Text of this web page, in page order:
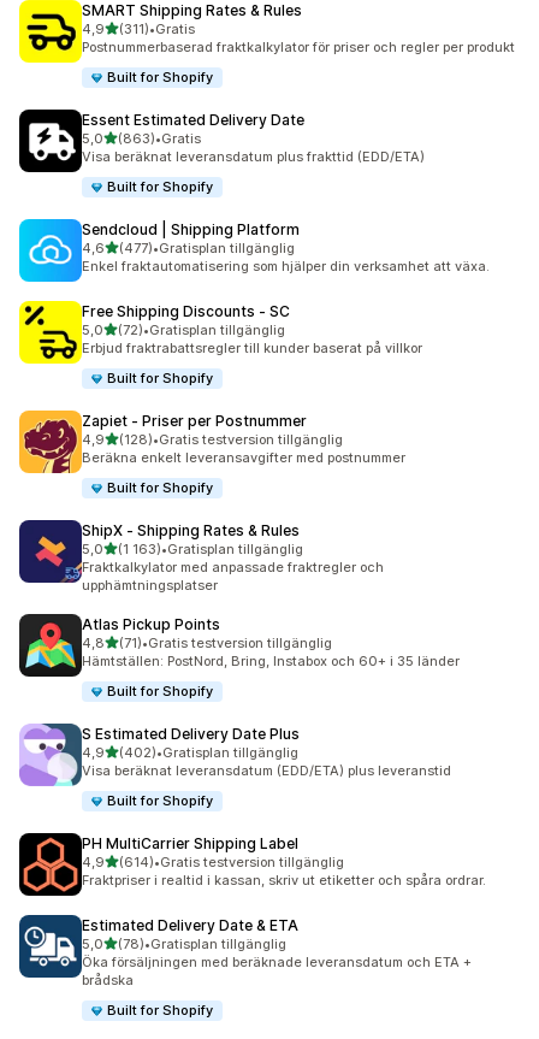
SMART Shipping Rates & Rules
4,9av 5 stjärnor
(311)
311 recensioner totalt
•Gratis
Postnummerbaserad fraktkalkylator för priser och regler per produkt
Built for Shopify
Essent Estimated Delivery Date
5,0av 5 stjärnor
(863)
863 recensioner totalt
•Gratis
Visa beräknat leveransdatum plus frakttid (EDD/ETA)
Built for Shopify
Sendcloud | Shipping Platform
4,6av 5 stjärnor
(477)
477 recensioner totalt
•Gratisplan tillgänglig
Enkel fraktautomatisering som hjälper din verksamhet att växa.
Free Shipping Discounts ‑ SC
5,0av 5 stjärnor
(72)
72 recensioner totalt
•Gratisplan tillgänglig
Erbjud fraktrabattsregler till kunder baserat på villkor
Built for Shopify
Zapiet ‑ Priser per Postnummer
4,9av 5 stjärnor
(128)
128 recensioner totalt
•Gratis testversion tillgänglig
Beräkna enkelt leveransavgifter med postnummer
Built for Shopify
ShipX ‑ Shipping Rates & Rules
5,0av 5 stjärnor
(1 163)
1163 recensioner totalt
•Gratisplan tillgänglig
Fraktkalkylator med anpassade fraktregler och
upphämtningsplatser
Atlas Pickup Points
4,8av 5 stjärnor
(71)
71 recensioner totalt
•Gratis testversion tillgänglig
Hämtställen: PostNord, Bring, Instabox och 60+ i 35 länder
Built for Shopify
S Estimated Delivery Date Plus
4,9av 5 stjärnor
(402)
402 recensioner totalt
•Gratisplan tillgänglig
Visa beräknat leveransdatum (EDD/ETA) plus leveranstid
Built for Shopify
PH MultiCarrier Shipping Label
4,9av 5 stjärnor
(614)
614 recensioner totalt
•Gratis testversion tillgänglig
Fraktpriser i realtid i kassan, skriv ut etiketter och spåra ordrar.
Estimated Delivery Date & ETA
5,0av 5 stjärnor
(78)
78 recensioner totalt
•Gratisplan tillgänglig
Öka försäljningen med beräknade leveransdatum och ETA +
brådska
Built for Shopify